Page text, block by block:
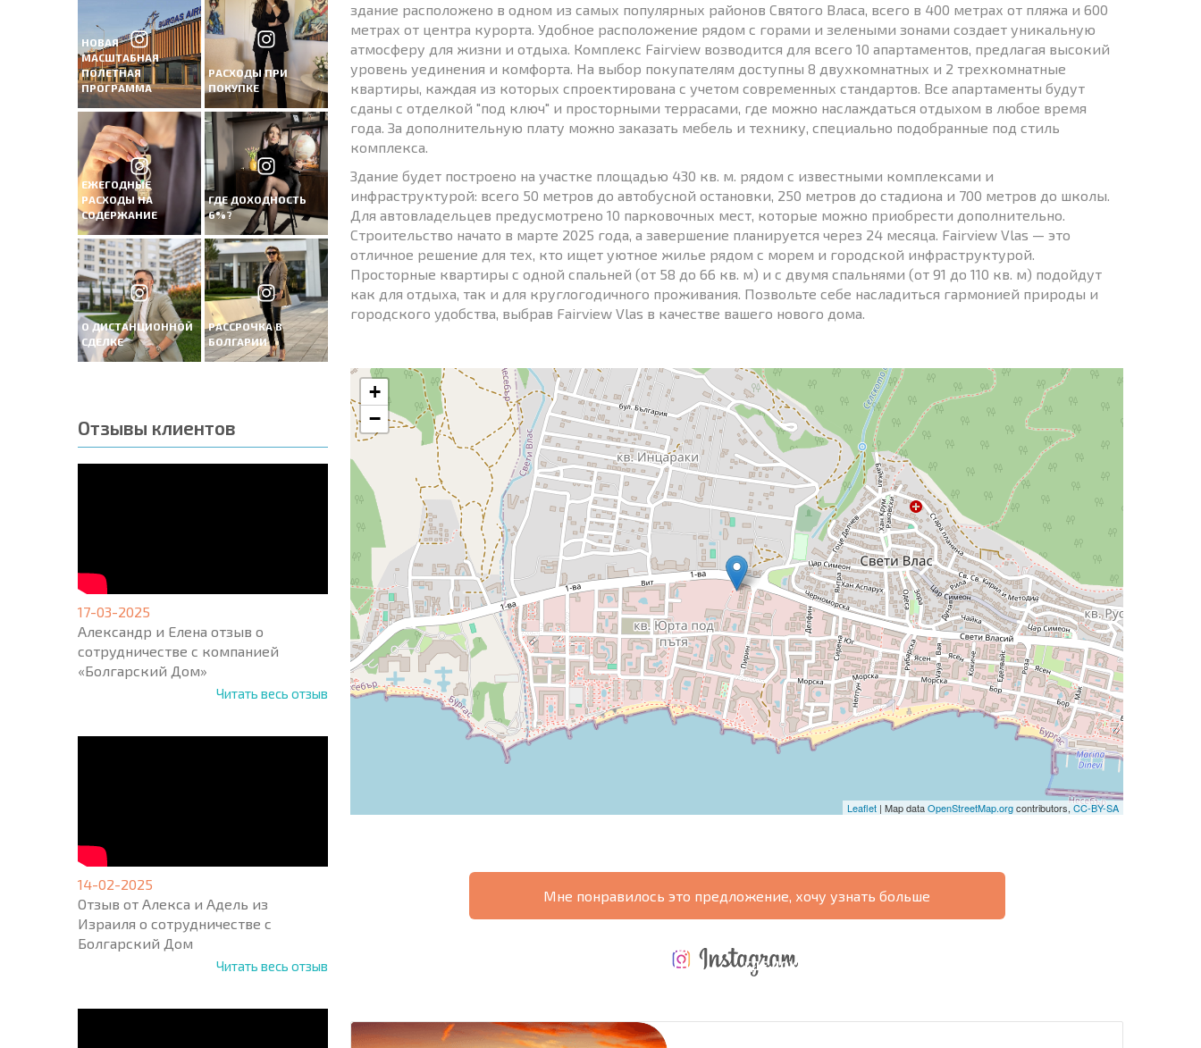
НОВАЯ
МАСШТАБНАЯ
ПОЛЕТНАЯ
ПРОГРАММА
РАСХОДЫ ПРИ
ПОКУПКЕ
ЕЖЕГОДНЫЕ
РАСХОДЫ НА
СОДЕРЖАНИЕ
ГДЕ ДОХОДНОСТЬ
6%?
О ДИСТАНЦИОННОЙ
СДЕЛКЕ
РАССРОЧКА В
БОЛГАРИИ
Отзывы клиентов
17-03-2025
Александр и Елена отзыв о
сотрудничестве с компанией
«Болгарский Дом»
Читать весь отзыв
14-02-2025
Отзыв от Алекса и Адель из
Израиля о сотрудничестве с
Болгарский Дом
Читать весь отзыв
здание расположено в одном из самых популярных районов Святого Власа, всего в 400 метрах от пляжа и 600
метрах от центра курорта. Удобное расположение рядом с горами и зелеными зонами создает уникальную
атмосферу для жизни и отдыха. Комплекс Fairview возводится для всего 10 апартаментов, предлагая высокий
уровень уединения и комфорта. На выбор покупателям доступны 8 двухкомнатных и 2 трехкомнатные
квартиры, каждая из которых спроектирована с учетом современных стандартов. Все апартаменты будут
сданы с отделкой "под ключ" и просторными террасами, где можно наслаждаться отдыхом в любое время
года. За дополнительную плату можно заказать мебель и технику, специально подобранные под стиль
комплекса.
Здание будет построено на участке площадью 430 кв. м. рядом с известными комплексами и
инфраструктурой: всего 50 метров до автобусной остановки, 250 метров до стадиона и 700 метров до школы.
Для автовладельцев предусмотрено 10 парковочных мест, которые можно приобрести дополнительно.
Строительство начато в марте 2025 года, а завершение планируется через 24 месяца. Fairview Vlas — это
отличное решение для тех, кто ищет уютное жилье рядом с морем и городской инфраструктурой.
Просторные квартиры с одной спальней (от 58 до 66 кв. м) и с двумя спальнями (от 91 до 110 кв. м) подойдут
как для отдыха, так и для круглогодичного проживания. Позвольте себе насладиться гармонией природы и
городского удобства, выбрав Fairview Vlas в качестве вашего нового дома.
+
−
Leaflet | Map dataOpenStreetMap.orgcontributors,CC-BY-SA
Мне понравилось это предложение, хочу узнать больше
States
+1
ЕЖЕГОДНЫЕ
РАСХОДЫ НА
ГДЕ ДОХОДНОСТЬ